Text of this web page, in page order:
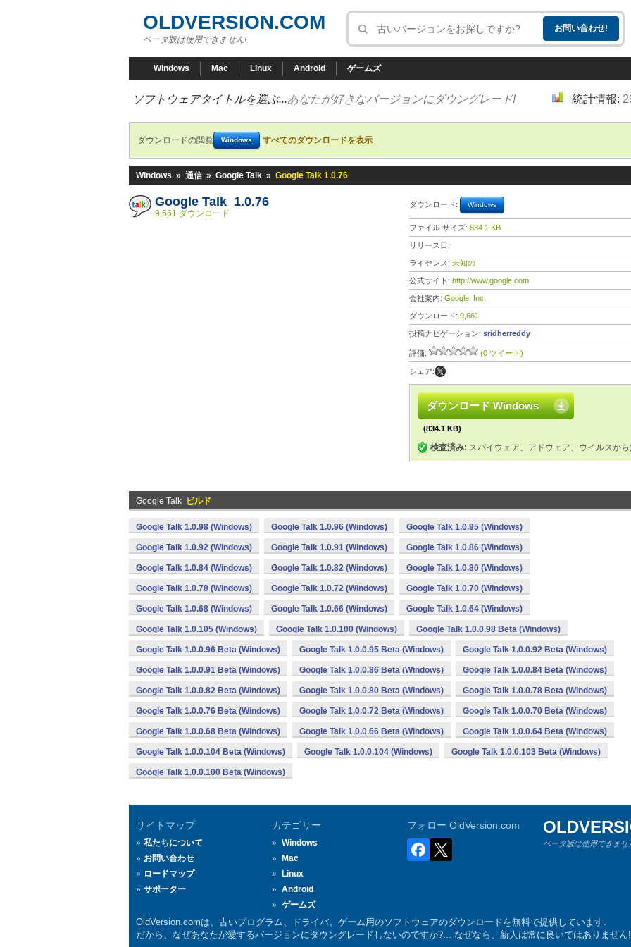
OLDVERSION.COM
ベータ版は使用できません!
Windows Mac Linux Android ゲームズ
ソフトウェアタイトルを選ぶ...あなたが好きなバージョンにダウングレード! 統計情報:
ダウンロードの閲覧 Windows すべてのダウンロードを表示
Windows » 通信 » Google Talk » Google Talk 1.0.76
Google Talk 1.0.76
9,661 ダウンロード
ダウンロード: Windows
ファイル サイズ: 834.1 KB
リリース日:
ライセンス: 未知の
公式サイト: http://www.google.com
会社案内: Google, Inc.
ダウンロード: 9,661
投稿ナビゲーション: sridherreddy
評価: (0 ツイート)
シェア:
ダウンロード Windows
(834.1 KB)
検査済み: スパイウェア、アドウェア、ウイルスか
Google Talk ビルド
Google Talk 1.0.98 (Windows) Google Talk 1.0.96 (Windows) Google Talk 1.0.95 (Windows)
Google Talk 1.0.92 (Windows) Google Talk 1.0.91 (Windows) Google Talk 1.0.86 (Windows)
Google Talk 1.0.84 (Windows) Google Talk 1.0.82 (Windows) Google Talk 1.0.80 (Windows)
Google Talk 1.0.78 (Windows) Google Talk 1.0.72 (Windows) Google Talk 1.0.70 (Windows)
Google Talk 1.0.68 (Windows) Google Talk 1.0.66 (Windows) Google Talk 1.0.64 (Windows)
Google Talk 1.0.105 (Windows) Google Talk 1.0.100 (Windows) Google Talk 1.0.0.98 Beta (Windows)
Google Talk 1.0.0.96 Beta (Windows) Google Talk 1.0.0.95 Beta (Windows) Google Talk 1.0.0.92 Beta (Windows)
Google Talk 1.0.0.91 Beta (Windows) Google Talk 1.0.0.86 Beta (Windows) Google Talk 1.0.0.84 Beta (Windows)
Google Talk 1.0.0.82 Beta (Windows) Google Talk 1.0.0.80 Beta (Windows) Google Talk 1.0.0.78 Beta (Windows)
Google Talk 1.0.0.76 Beta (Windows) Google Talk 1.0.0.72 Beta (Windows) Google Talk 1.0.0.70 Beta (Windows)
Google Talk 1.0.0.68 Beta (Windows) Google Talk 1.0.0.66 Beta (Windows) Google Talk 1.0.0.64 Beta (Windows)
Google Talk 1.0.0.104 Beta (Windows) Google Talk 1.0.0.104 (Windows) Google Talk 1.0.0.103 Beta (Windows)
Google Talk 1.0.0.100 Beta (Windows)
サイトマップ
私たちについて
お問い合わせ
ロードマップ
サポーター
カテゴリー
Windows
Mac
Linux
Android
ゲームズ
フォロー OldVersion.com
ベータ版は使用できませ
OldVersion.comは、古いプログラム、ドライバ、ゲーム用のソフトウェアのダウンロードを無料で提供しています.
だから、なぜあなたが愛するバージョンにダウングレードしないのですか?... なぜなら、新人は常に良いではありません!